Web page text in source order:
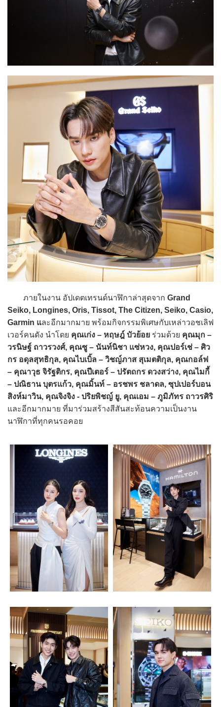
ภายในงาน อัปเดตเทรนด์นาฬิกาล่าสุดจาก Grand
Seiko, Longines, Oris, Tissot, The Citizen, Seiko, Casio,
Garmin และอีกมากมาย พร้อมกิจกรรมพิเศษกับเหล่าวอชเลิฟ
เวอร์คนดัง นำโดย คุณเก่ง – หฤษฎ์ บัวย้อย ร่วมด้วย คุณมุก –
วรนิษฐ์ ถาวรวงศ์, คุณซู – นันท์นิชา แซ่หวง, คุณปอร์เช่ – ศิว
กร อดุลสุทธิกุล, คุณไบเบิ้ล – วิชญ์ภาส สุเมตติกุล, คุณกอล์ฟ
– คุณาวุธ จิรัฐติกร, คุณปีเตอร์ – ปรัตถกร ดวงสว่าง, คุณไมกี้
– ปณิธาน บุตรแก้ว, คุณมิ้นท์ – อรชพร ชลาดล, ซุปเปอร์บอน
สิงห์มาวิน, คุณจิงจิง - ปริยพิชญ์ ยู, คุณเอม – ภูมิภัทร ถาวรศิริ
และอีกมากมาย ที่มาร่วมสร้างสีสันสะท้อนความเป็นงาน
นาฬิกาที่ทุกคนรอคอย